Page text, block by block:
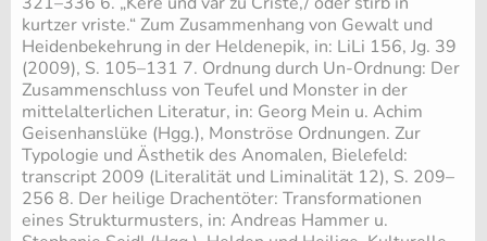
kurtzer vriste.“ Zum Zusammenhang von Gewalt und
Heidenbekehrung in der Heldenepik, in: LiLi 156, Jg. 39
(2009), S. 105–131 7. Ordnung durch Un-Ordnung: Der
Zusammenschluss von Teufel und Monster in der
mittelalterlichen Literatur, in: Georg Mein u. Achim
Geisenhanslüke (Hgg.), Monströse Ordnungen. Zur
Typologie und Ästhetik des Anomalen, Bielefeld:
transcript 2009 (Literalität und Liminalität 12), S. 209–
256 8. Der heilige Drachentöter: Transformationen
eines Strukturmusters, in: Andreas Hammer u.